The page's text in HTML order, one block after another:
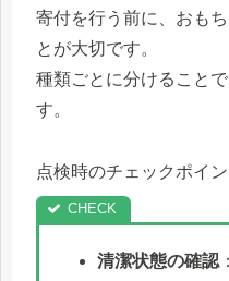
寄付を行う前に、おも
とが大切です。
種類ごとに分けること
す。
点検時のチェックポイ
清潔状態の確認